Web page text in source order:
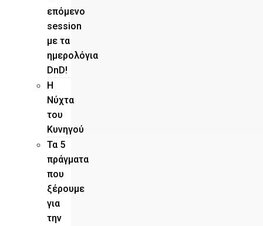
επόμενο
session
με τα
ημερολόγια
DnD!
H
Νύχτα
του
Κυνηγού
Τα 5
πράγματα
που
ξέρουμε
για
την